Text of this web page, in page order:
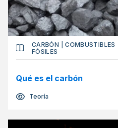
CARBÓN |COMBUSTIBLES
FÓSILES
Qué es el carbón
Teoría